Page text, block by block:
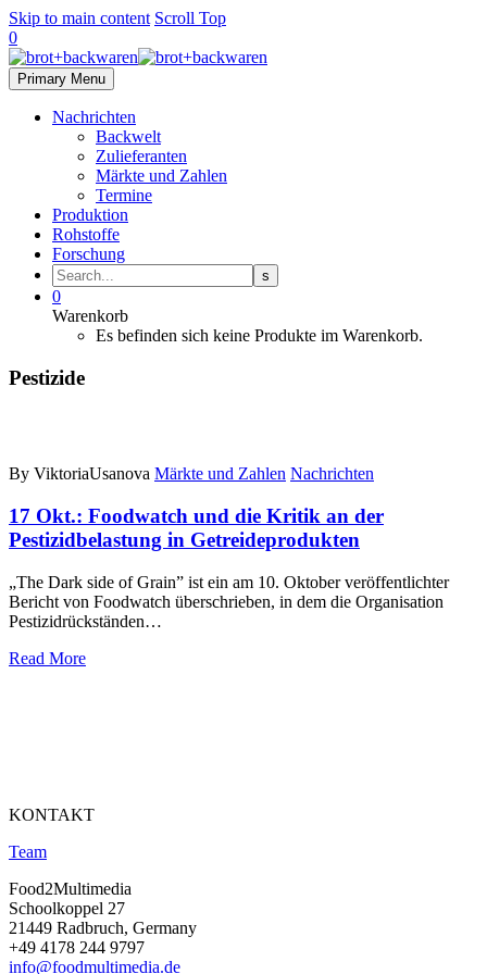
Skip to main content Scroll Top
0
Primary Menu
Nachrichten
Backwelt
Zulieferanten
Märkte und Zahlen
Termine
Produktion
Rohstoffe
Forschung
0
Warenkorb
Es befinden sich keine Produkte im Warenkorb.
Pestizide
By ViktoriaUsanova Märkte und Zahlen Nachrichten
17 Okt.: Foodwatch und die Kritik an der
Pestizidbelastung in Getreideprodukten
„The Dark side of Grain” ist ein am 10. Oktober veröffentlichter
Bericht von Foodwatch überschrieben, in dem die Organisation
Pestizidrückständen…
Read More
KONTAKT
Team
Food2Multimedia
Schoolkoppel 27
21449 Radbruch, Germany
+49 4178 244 9797
info@foodmultimedia.de